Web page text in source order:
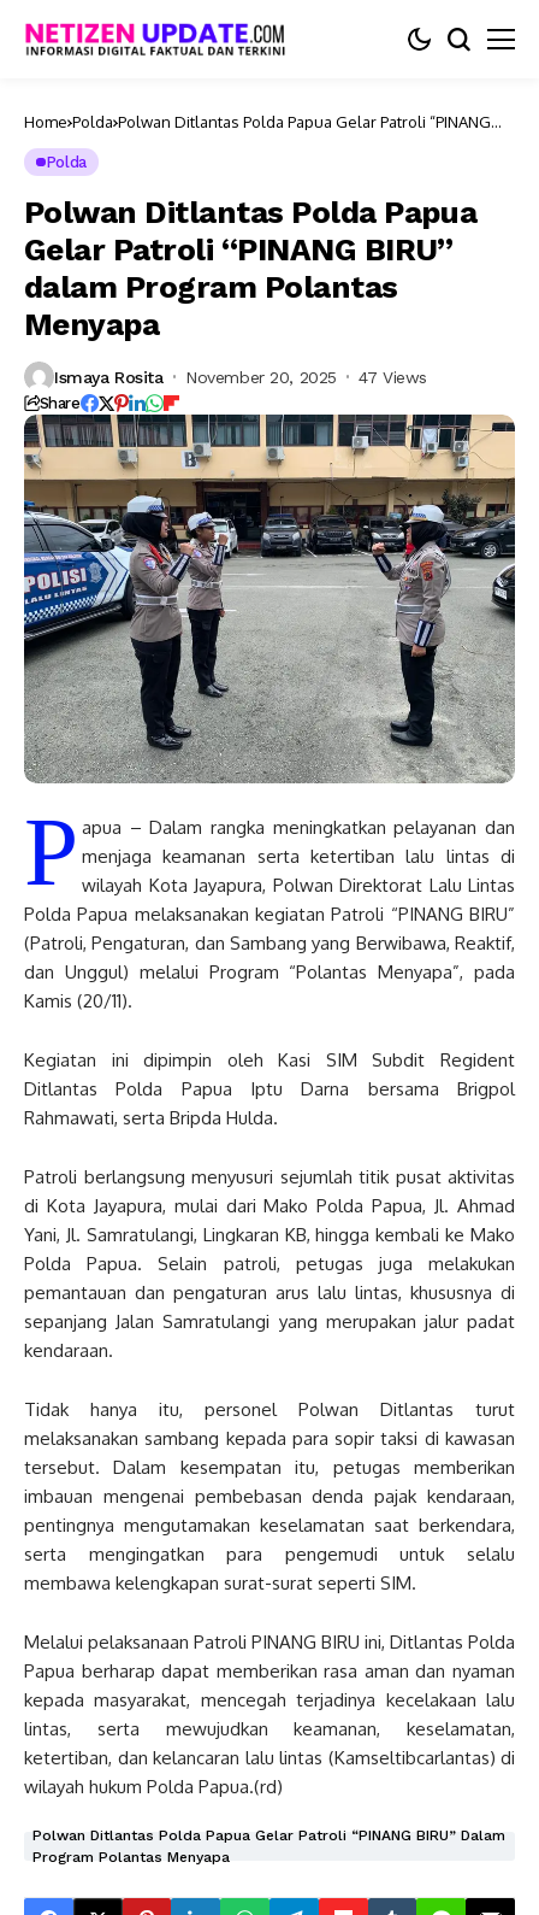
Home Polda Polwan Ditlantas Polda Papua Gelar Patroli “PINANG
Polda
Polwan Ditlantas Polda Papua
Gelar Patroli “PINANG BIRU”
dalam Program Polantas
Menyapa
Ismaya Rosita November 20, 2025 47 Views
Share
P apua – Dalam rangka meningkatkan pelayanan dan
menjaga keamanan serta ketertiban lalu lintas di
wilayah Kota Jayapura, Polwan Direktorat Lalu Lintas
Polda Papua melaksanakan kegiatan Patroli “PINANG BIRU”
(Patroli, Pengaturan, dan Sambang yang Berwibawa, Reaktif,
dan Unggul) melalui Program “Polantas Menyapa”, pada
Kamis (20/11).
Kegiatan ini dipimpin oleh Kasi SIM Subdit Regident
Ditlantas Polda Papua Iptu Darna bersama Brigpol
Rahmawati, serta Bripda Hulda.
Patroli berlangsung menyusuri sejumlah titik pusat aktivitas
di Kota Jayapura, mulai dari Mako Polda Papua, Jl. Ahmad
Yani, Jl. Samratulangi, Lingkaran KB, hingga kembali ke Mako
Polda Papua. Selain patroli, petugas juga melakukan
pemantauan dan pengaturan arus lalu lintas, khususnya di
sepanjang Jalan Samratulangi yang merupakan jalur padat
kendaraan.
Tidak hanya itu, personel Polwan Ditlantas turut
melaksanakan sambang kepada para sopir taksi di kawasan
tersebut. Dalam kesempatan itu, petugas memberikan
imbauan mengenai pembebasan denda pajak kendaraan,
pentingnya mengutamakan keselamatan saat berkendara,
serta mengingatkan para pengemudi untuk selalu
membawa kelengkapan surat-surat seperti SIM.
Melalui pelaksanaan Patroli PINANG BIRU ini, Ditlantas Polda
Papua berharap dapat memberikan rasa aman dan nyaman
kepada masyarakat, mencegah terjadinya kecelakaan lalu
lintas, serta mewujudkan keamanan, keselamatan,
ketertiban, dan kelancaran lalu lintas (Kamseltibcarlantas) di
wilayah hukum Polda Papua.(rd)
Polwan Ditlantas Polda Papua Gelar Patroli “PINANG BIRU” Dalam
Program Polantas Menyapa